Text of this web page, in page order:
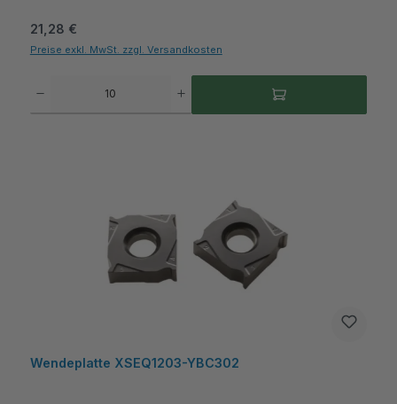
Regulärer Preis:
21,28 €
Preise exkl. MwSt. zzgl. Versandkosten
Wendeplatte XSEQ1203-YBC302